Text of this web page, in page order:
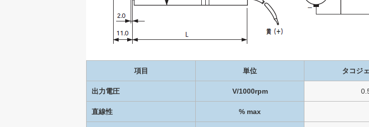
項目 単位 タコジ
出力電圧 V/1000rpm
直線性 % max